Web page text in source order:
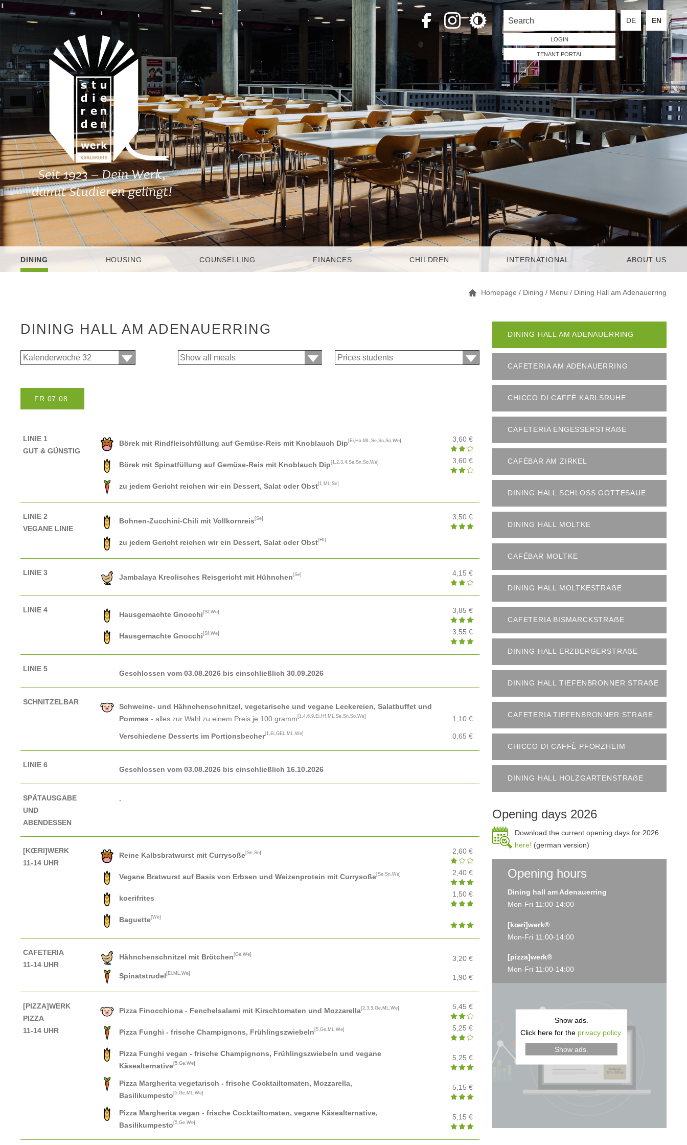
LOGIN
TENANT PORTAL
DE EN
DINING HOUSING COUNSELLING FINANCES CHILDREN INTERNATIONAL ABOUT US
Homepage / Dining / Menu / Dining Hall am Adenauerring
DINING HALL AM ADENAUERRING
FR 07.08.
LINIE 1
GUT & GÜNSTIG
Börek mit Rindfleischfüllung auf Gemüse-Reis mit Knoblauch Dip [Ei,Ha,ML,Se,Sn,So,We] 3,60 €
Börek mit Spinatfüllung auf Gemüse-Reis mit Knoblauch Dip [1,2,3,4,Se,Sn,So,We] 3,60 €
zu jedem Gericht reichen wir ein Dessert, Salat oder Obst[1,ML,Se]
LINIE 2
VEGANE LINIE
Bohnen-Zucchini-Chili mit Vollkornreis [Se] 3,50 €
zu jedem Gericht reichen wir ein Dessert, Salat oder Obst[Hf]
LINIE 3
Jambalaya Kreolisches Reisgericht mit Hühnchen [Se] 4,15 €
LINIE 4
Hausgemachte Gnocchi [Sf,We] 3,85 €
Hausgemachte Gnocchi [Sf,We] 3,55 €
LINIE 5
Geschlossen vom 03.08.2026 bis einschließlich 30.09.2026
SCHNITZELBAR
Schweine- und Hähnchenschnitzel, vegetarische und vegane Leckereien, Salatbuffet und
Pommes - alles zur Wahl zu einem Preis je 100 gramm [1,4,6,9,Ei,Hf,ML,Se,Sn,So,We] 1,10 €
Verschiedene Desserts im Portionsbecher[1,Ei,GEL,ML,We] 0,65 €
LINIE 6
Geschlossen vom 03.08.2026 bis einschließlich 16.10.2026
SPÄTAUSGABE
UND
ABENDESSEN
-
[KŒRI]WERK
11-14 UHR
Reine Kalbsbratwurst mit Currysoße[Se,Sn] 2,60 €
Vegane Bratwurst auf Basis von Erbsen und Weizenprotein mit Currysoße[Se,Sn,We] 2,40 €
koerifrites 1,50 €
Baguette[We]
CAFETERIA
11-14 UHR
Hähnchenschnitzel mit Brötchen [Ge,We]
3,20 €
Spinatstrudel [Ei,ML,We]
1,90 €
[PIZZA]WERK
PIZZA
11-14 UHR
Pizza Finocchiona - Fenchelsalami mit Kirschtomaten und Mozzarella[2,3,5,Ge,ML,We] 5,45 €
Pizza Funghi - frische Champignons, Frühlingszwiebeln [5,Ge,ML,We] 5,25 €
Pizza Funghi vegan - frische Champignons, Frühlingszwiebeln und vegane
Käsealternative[5,Ge,We]
5,25 €
Pizza Margherita vegetarisch - frische Cocktailtomaten, Mozzarella,
Basilikumpesto [5,Ge,ML,We]
5,15 €
Pizza Margherita vegan - frische Cocktailtomaten, vegane Käsealternative,
Basilikumpesto [5,Ge,We]
5,15 €
DINING HALL AM ADENAUERRING
CAFETERIA AM ADENAUERRING
CHICCO DI CAFFÈ KARLSRUHE
CAFETERIA ENGESSERSTRAẞE
CAFÉBAR AM ZIRKEL
DINING HALL SCHLOSS GOTTESAUE
DINING HALL MOLTKE
CAFÉBAR MOLTKE
DINING HALL MOLTKESTRAẞE
CAFETERIA BISMARCKSTRAẞE
DINING HALL ERZBERGERSTRAẞE
DINING HALL TIEFENBRONNER STRAẞE
CAFETERIA TIEFENBRONNER STRAẞE
CHICCO DI CAFFÈ PFORZHEIM
DINING HALL HOLZGARTENSTRAẞE
Opening days 2026
Download the current opening days for 2026
here! (german version)
Opening hours
Dining hall am Adenauerring
Mon-Fri 11:00-14:00
[kœri]werk®
Mon-Fri 11:00-14:00
[pizza]werk®
Mon-Fri 11:00-14:00
Show ads.
Click here for the privacy policy.
Show ads.